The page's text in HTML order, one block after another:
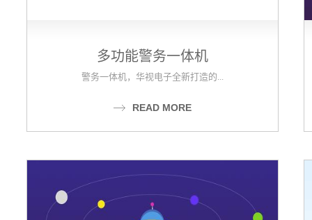
多功能警务一体机
警务一体机，华视电子全新打造的...
READ MORE